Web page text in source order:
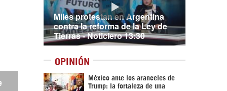
Miles protestan en Argentina
contra la reforma de la Ley de
Tierras - Noticiero 13:30
OPINIÓN
México ante los aranceles de
Trump: la fortaleza de una